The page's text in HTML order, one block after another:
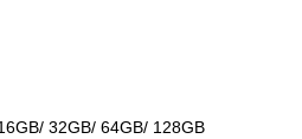
32GB/ 64GB/ 128GB